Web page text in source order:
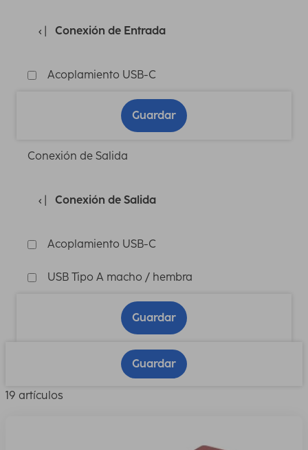
Conexión de Entrada
Acoplamiento USB-C
Guardar
Conexión de Salida
Conexión de Salida
Acoplamiento USB-C
USB Tipo A macho / hembra
Guardar
Guardar
19 artículos